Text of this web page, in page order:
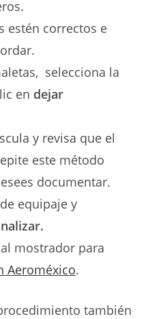
estén correctos e
selecciona la
en dejar
y revisa que el
este método
documentar.
equipaje y
mostrador para
Aeroméxico.
también